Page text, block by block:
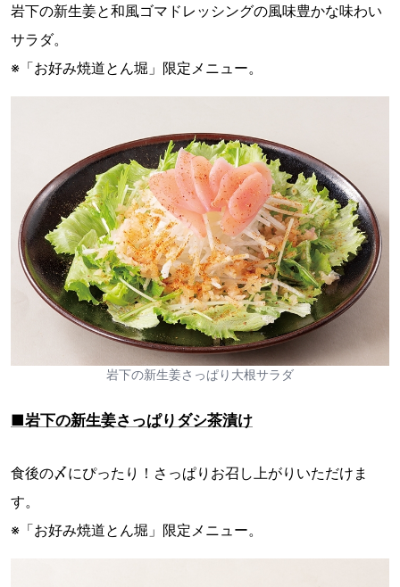
岩下の新生姜と和風ゴマドレッシングの風味豊かな味わい
サラダ。
※「お好み焼道とん堀」限定メニュー。
岩下の新生姜さっぱり大根サラダ
■岩下の新生姜さっぱりダシ茶漬け
食後の〆にぴったり！さっぱりお召し上がりいただけま
す。
※「お好み焼道とん堀」限定メニュー。